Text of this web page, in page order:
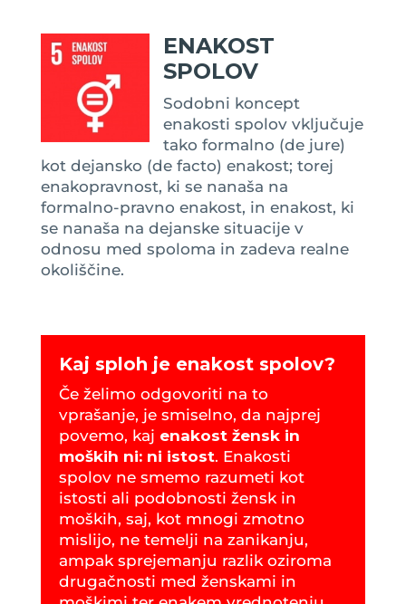
ENAKOST
SPOLOV
Sodobni koncept
enakosti spolov vključuje
tako formalno (de jure)
kot dejansko (de facto) enakost; torej
enakopravnost, ki se nanaša na
formalno-pravno enakost, in enakost, ki
se nanaša na dejanske situacije v
odnosu med spoloma in zadeva realne
okoliščine.
Kaj sploh je enakost spolov?
Če želimo odgovoriti na to
vprašanje, je smiselno, da najprej
povemo, kaj enakost žensk in
moških ni: ni istost. Enakosti
spolov ne smemo razumeti kot
istosti ali podobnosti žensk in
moških, saj, kot mnogi zmotno
mislijo, ne temelji na zanikanju,
ampak sprejemanju razlik oziroma
drugačnosti med ženskami in